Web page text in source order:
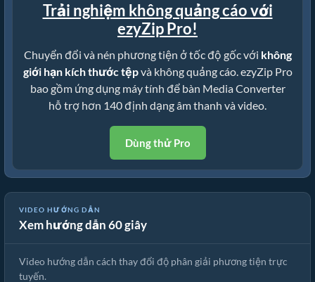
Trải nghiệm không quảng cáo với
ezyZip Pro!
Chuyển đổi và nén phương tiện ở tốc độ gốc với không
giới hạn kích thước tệpvà không quảng cáo. ezyZip Pro
bao gồm ứng dụng máy tính để bàn Media Converter
hỗ trợ hơn 140 định dạng âm thanh và video.
Dùng thử Pro
VIDEO HƯỚNG DẪN
Xem hướng dẫn 60 giây
🎬 Cách Thay Đổi Độ Phân Giải Phương Tiện Trực Tuyến Miễn Phí
Video hướng dẫn cách thay đổi độ phân giải phương tiện trực
tuyến.